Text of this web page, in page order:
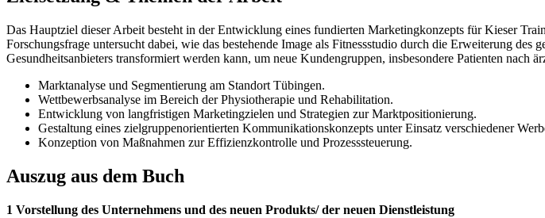
Das Hauptziel dieser Arbeit besteht in der Entwicklung eines fundierten Marketingkonzepts für Kieser
Forschungsfrage untersucht dabei, wie das bestehende Image als Fitnessstudio durch die Erweiterung
Gesundheitsanbieters transformiert werden kann, um neue Kundengruppen, insbesondere Patienten nach
Marktanalyse und Segmentierung am Standort Tübingen.
Wettbewerbsanalyse im Bereich der Physiotherapie und Rehabilitation.
Entwicklung von langfristigen Marketingzielen und Strategien zur Marktpositionierung.
Gestaltung eines zielgruppenorientierten Kommunikationskonzepts unter Einsatz verschiedener
Konzeption von Maßnahmen zur Effizienzkontrolle und Prozesssteuerung.
Auszug aus dem Buch
1 Vorstellung des Unternehmens und des neuen Produkts/ der neuen Dienstleistung